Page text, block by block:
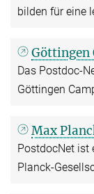
bilden für eine
Göttingen
Das Postdoc-
Göttingen
Max
PostdocNet ist
Planck-